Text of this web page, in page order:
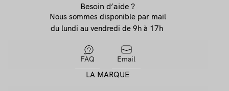
Besoin d’aide ?
Nous sommes disponible par mail
du lundi au vendredi de 9h à 17h
FAQ Email
LA MARQUE